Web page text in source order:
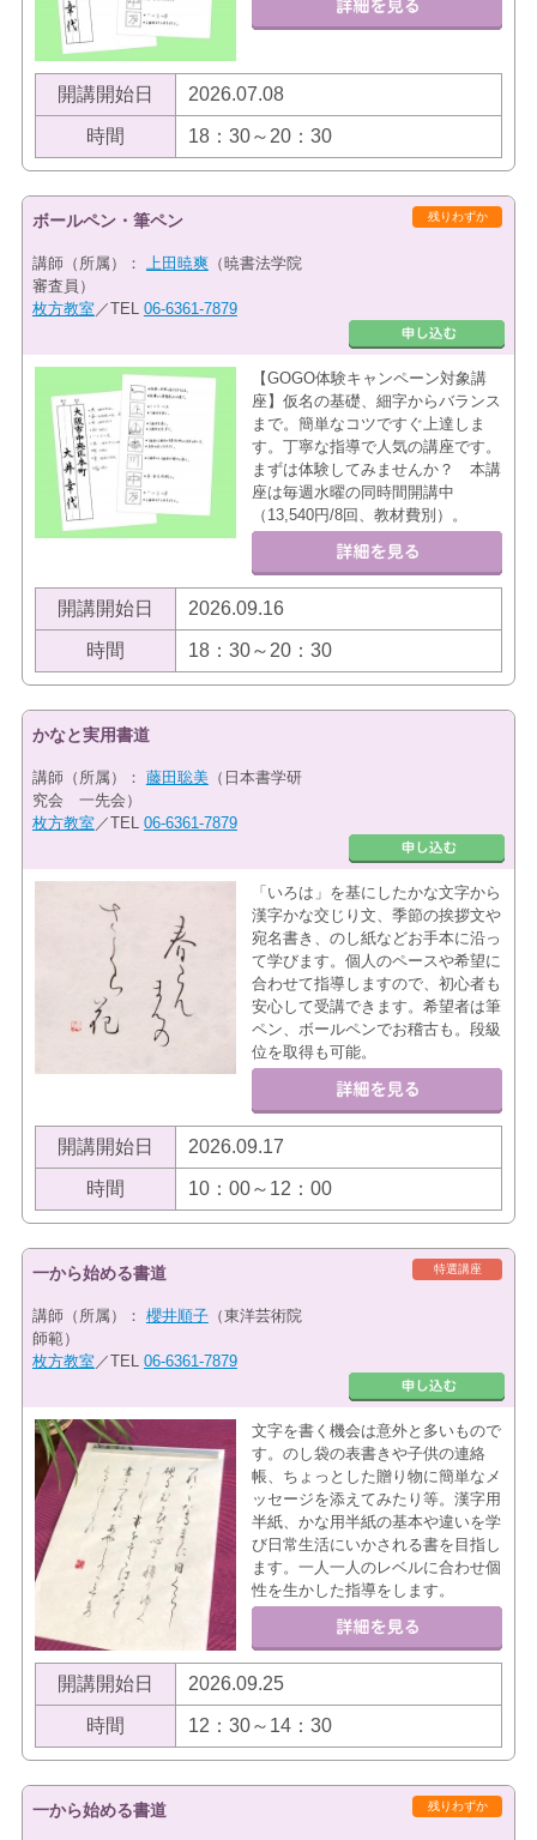
開講開始日 2026.07.08
時間 18：30～20：30
残りわずか
ボールペン・筆ペン
講師（所属）： 上田暁爽（暁書法学院
審査員）
枚方教室 ／TEL 06-6361-7879
【GOGO体験キャンペーン対象講
座】仮名の基礎、細字からバランス
まで。簡単なコツですぐ上達しま
す。丁寧な指導で人気の講座です。
まずは体験してみませんか？ 本講
座は毎週水曜の同時間開講中
（13,540円/8回、教材費別）。
開講開始日 2026.09.16
時間 18：30～20：30
かなと実用書道
講師（所属）： 藤田聡美（日本書学研
究会 一先会）
枚方教室 ／TEL 06-6361-7879
「いろは」を基にしたかな文字から
漢字かな交じり文、季節の挨拶文や
宛名書き、のし紙などお手本に沿っ
て学びます。個人のペースや希望に
合わせて指導しますので、初心者も
安心して受講できます。希望者は筆
ペン、ボールペンでお稽古も。段級
位を取得も可能。
開講開始日 2026.09.17
時間 10：00～12：00
特選講座
一から始める書道
講師（所属）： 櫻井順子（東洋芸術院
師範）
枚方教室 ／TEL 06-6361-7879
文字を書く機会は意外と多いもので
す。のし袋の表書きや子供の連絡
帳、ちょっとした贈り物に簡単なメ
ッセージを添えてみたり等。漢字用
半紙、かな用半紙の基本や違いを学
び日常生活にいかされる書を目指し
ます。一人一人のレベルに合わせ個
性を生かした指導をします。
開講開始日 2026.09.25
時間 12：30～14：30
残りわずか
一から始める書道